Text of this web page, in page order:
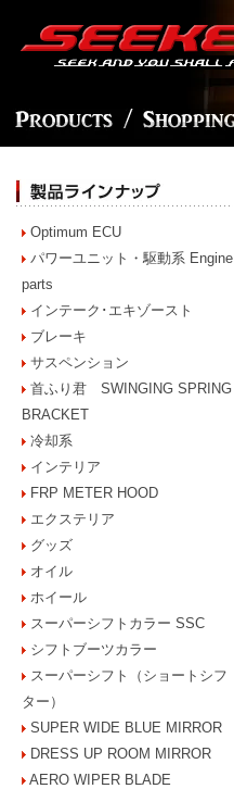
Optimum ECU
パワーユニット・駆動系 Engine
parts
インテーク･エキゾースト
ブレーキ
サスペンション
首ふり君 SWINGING SPRING
BRACKET
冷却系
インテリア
FRP METER HOOD
エクステリア
グッズ
オイル
ホイール
スーパーシフトカラー SSC
シフトブーツカラー
スーパーシフト（ショートシフ
ター）
SUPER WIDE BLUE MIRROR
DRESS UP ROOM MIRROR
AERO WIPER BLADE